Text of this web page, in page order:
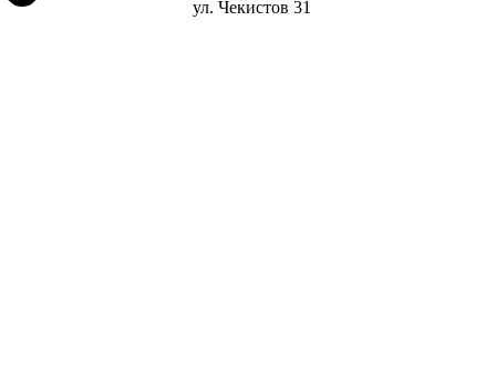
ул. Чекистов 31